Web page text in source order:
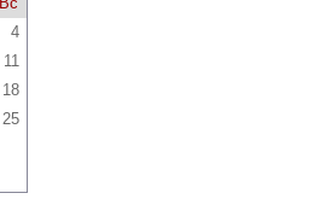
4
11
18
25